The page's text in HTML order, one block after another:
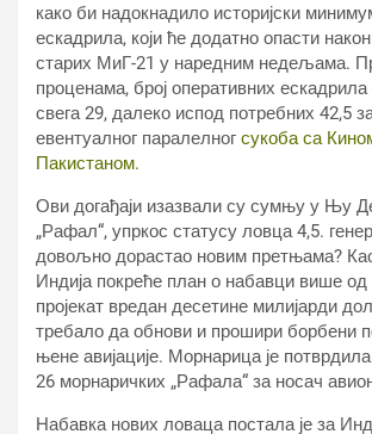
како би надокнадило историјски
ескадрила, који ће додатно опасти
старих МиГ-21 у наредним недељама.
проценама, број оперативних
свега 29, далеко испод потребних 42,5
евентуалног паралелног сукоба са
Пакистаном.
Ови догађаји изазвали су сумњу у Њу
„Рафал“, упркос статусу ловца 4,5.
довољно дорастао новим претњама?
Индија покреће план о набавци више од
пројекат вредан десетине милијарди
требало да обнови и прошири борбени
њене авијације. Морнарица је
26 морнаричких „Рафала“ за носач
Набавка нових ловаца постала је за